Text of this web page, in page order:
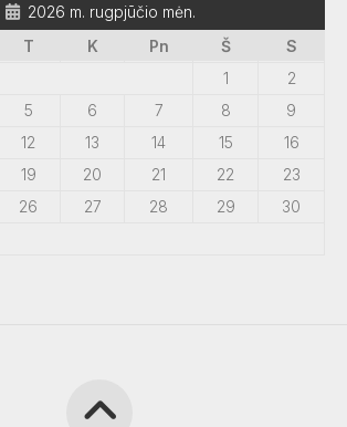
2026 m. rugpjūčio mėn.
T K Pn Š
S
1
2
5 6 7 8
9
12 13 14 15
16
19 20 21 22
23
26 27 28 29
30